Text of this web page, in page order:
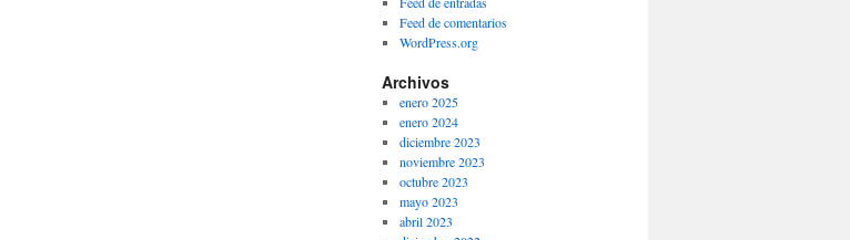
Feed de comentarios
WordPress.org
Archivos
enero 2025
enero 2024
diciembre 2023
noviembre 2023
octubre 2023
mayo 2023
abril 2023